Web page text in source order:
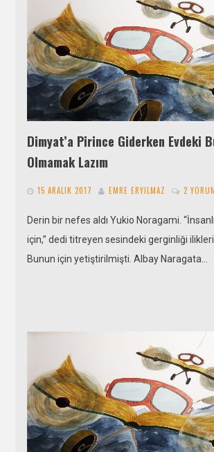
Dimyat’a Pirince Giderken Evdeki
Olmamak Lazım
15 ARALIK 2017 EMRE ERYILMAZ 2
Derin bir nefes aldı Yukio Noragami.
için,” dedi titreyen sesindeki gerginliği
Bunun için yetiştirilmişti. Albay Naragata…